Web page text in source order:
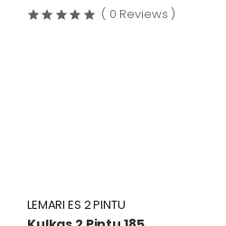
( 0 Reviews )
LEMARI ES 2 PINTU